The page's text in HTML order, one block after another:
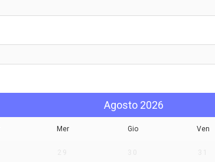
Agosto 2026
Mer Gio Ven